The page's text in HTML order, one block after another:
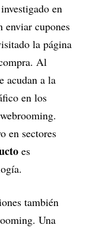
en
enviar cupones
la página
Al
acudan a la
en los
en sectores
es
también
Una